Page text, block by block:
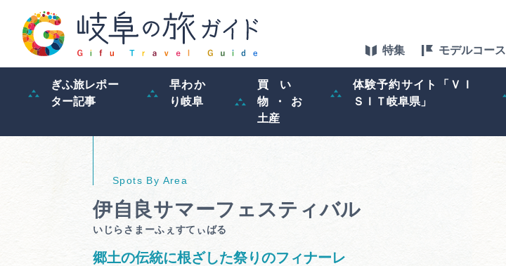
特集 モデルコース
ぎふ旅レポー
ター記事
早わか
り岐阜
買い
物・お
土産
体験予約サイト「ＶＩ
ＳＩＴ岐阜県」
伊自良サマーフェスティバル
いじらさまーふぇすてぃばる
郷土の伝統に根ざした祭りのフィナーレ